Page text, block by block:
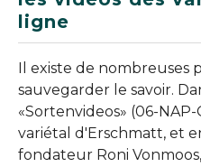
ligne
Il existe de nombreuses
sauvegarder le savoir.
«Sortenvideos» (06-
variétal d'Erschmatt, et
fondateur Roni